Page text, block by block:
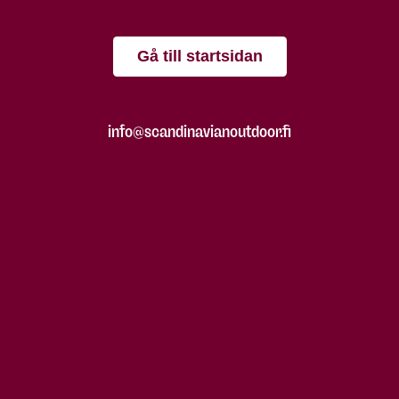
Gå till startsidan
info@scandinavianoutdoor.fi